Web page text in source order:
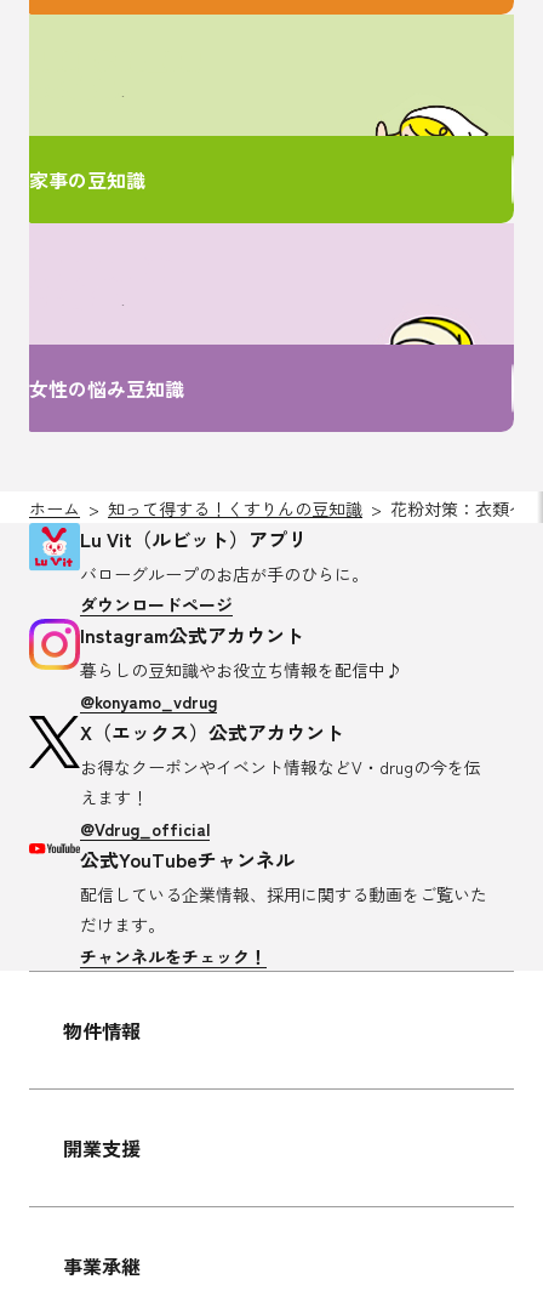
家事の豆知識
女性の悩み豆知識
ホーム 知って得する！くすりんの豆知識 花粉対策：衣類へ
Lu Vit（ルビット）アプリ
バローグループのお店が手のひらに。
ダウンロードページ
Instagram公式アカウント
暮らしの豆知識やお役立ち情報を配信中♪
@konyamo_vdrug
X（エックス）公式アカウント
お得なクーポンやイベント情報などV・drugの今を伝
えます！
@Vdrug_official
公式YouTubeチャンネル
配信している企業情報、採用に関する動画をご覧いた
だけます。
チャンネルをチェック！
物件情報
開業支援
事業承継